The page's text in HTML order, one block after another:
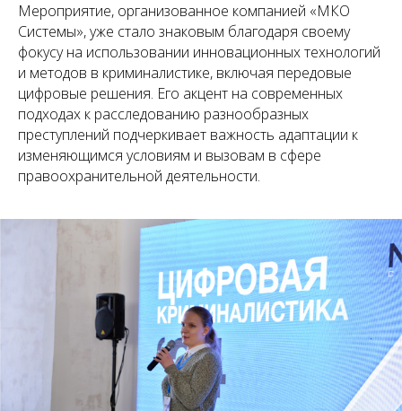
Мероприятие, организованное компанией «МКО
Системы», уже стало знаковым благодаря своему
фокусу на использовании инновационных технологий
и методов в криминалистике, включая передовые
цифровые решения. Его акцент на современных
подходах к расследованию разнообразных
преступлений подчеркивает важность адаптации к
изменяющимся условиям и вызовам в сфере
правоохранительной деятельности.